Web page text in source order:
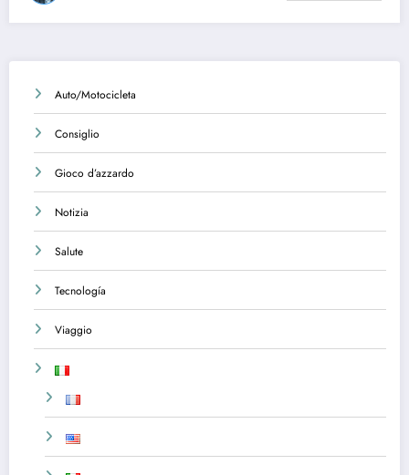
Auto/Motocicleta
Consiglio
Gioco d’azzardo
Notizia
Salute
Tecnología
Viaggio